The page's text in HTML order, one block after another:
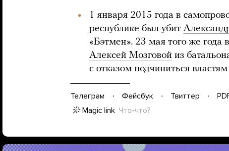
1 января 2015 года в
республике был убит
«Бэтмен». 23 мая того же года
Алексей Мозговой из
с отказом подчиниться
Телеграм Фейсбук Твиттер
Magic link Что-что?